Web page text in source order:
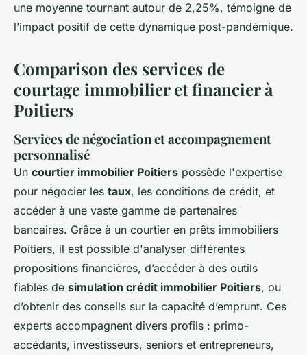
une moyenne tournant autour de 2,25%, témoigne de
l’impact positif de cette dynamique post-pandémique.
Comparison des services de
courtage immobilier et financier à
Poitiers
Services de négociation et accompagnement
personnalisé
Un courtier immobilier Poitiers possède l'expertise
pour négocier les taux, les conditions de crédit, et
accéder à une vaste gamme de partenaires
bancaires. Grâce à un courtier en prêts immobiliers
Poitiers, il est possible d'analyser différentes
propositions financières, d’accéder à des outils
fiables de simulation crédit immobilier Poitiers, ou
d’obtenir des conseils sur la capacité d’emprunt. Ces
experts accompagnent divers profils : primo-
accédants, investisseurs, seniors et entrepreneurs,